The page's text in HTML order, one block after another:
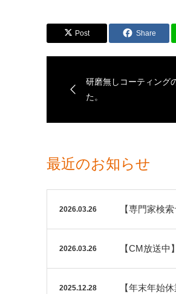
Post Share
研磨無しコーティング
た。
最近のお知らせ
2026.03.26 【専門家検
2026.03.26 【CM放送
2025.12.28 【年末年始